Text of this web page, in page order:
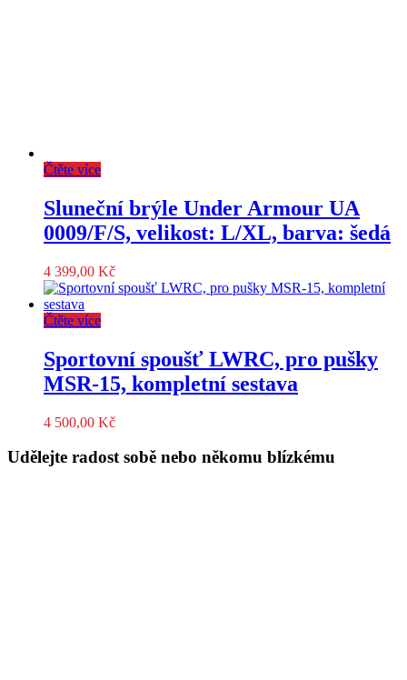
Čtěte více
Sluneční brýle Under Armour UA
0009/F/S, velikost: L/XL, barva: šedá
4 399,00 Kč
Čtěte více
Sportovní spoušť LWRC, pro pušky
MSR-15, kompletní sestava
4 500,00 Kč
Udělejte radost sobě nebo někomu blízkému